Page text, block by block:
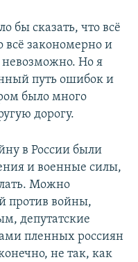
бы сказать, что всё
всё закономерно и
невозможно. Но я
путь ошибок и
было много
дорогу.
в России были
и военные силы,
Можно
против войны,
депутатские
пленных россиян
не так, как